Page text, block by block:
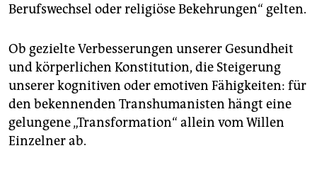
Berufswechsel oder religiöse Bekehrungen“ gelten.
Ob gezielte Verbesserungen unserer Gesundheit
und körperlichen Konstitution, die Steigerung
unserer kognitiven oder emotiven Fähigkeiten: für
den bekennenden Transhumanisten hängt eine
gelungene „Transformation“ allein vom Willen
Einzelner ab.